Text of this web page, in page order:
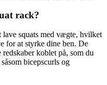
rack?
squats med vægte, hvilket
for at styrke dine ben. De
koblet på, som du
bicepscurls og